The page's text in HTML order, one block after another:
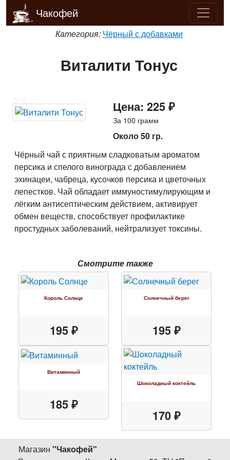
Чакофей
Категория: Чёрный с добавками
Виталити Тонус
Цена: 225 ₽
За 100 грамм
Около 50 гр.
Чёрный чай с приятным сладковатым ароматом
персика и спелого винограда с добавлением
эхинацеи, чабреца, кусочков персика и цветочных
лепестков. Чай обладает иммуностимулирующим и
лёгким антисептическим действием, активирует
обмен веществ, способствует профилактике
простудных заболеваний, нейтрализует токсины.
Смотрите также
Король Солнце
195 ₽
Солнечный берег
195 ₽
Витаминный
185 ₽
Шоколадный коктейль
170 ₽
Магазин "Чакофей"